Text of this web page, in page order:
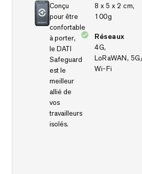
Conçu
pour être
confortable
à porter,
le DATI
Safeguard
est le
meilleur
allié de
vos
travailleurs
isolés.
8 x 5 x 2 cm,
100g
Réseaux
4G,
LoRaWAN,
Wi-Fi